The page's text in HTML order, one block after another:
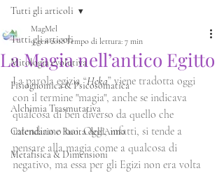
Tutti gli articoli
Mitologia evolutiva
Fisiognomica & Psicosomatica
Alchimia Trasmutativa
Calendario e Ruota dell'Anno
Metafisica & Dimensioni
Tutti gli articoli
La Magia nell’antico Egitto
MagMel
9 gen 2018Tempo di lettura: 7 min
La parola egizia “Heka” viene tradotta oggi
con il termine "magia", anche se indicava
qualcosa di ben diverso da quello che
intendiamo noi. Oggi, infatti, si tende a
pensare alla magia come a qualcosa di
negativo, ma essa per gli Egizi non era volta